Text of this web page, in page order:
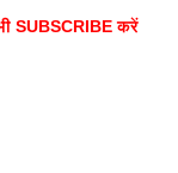
SUBSCRIBE करें